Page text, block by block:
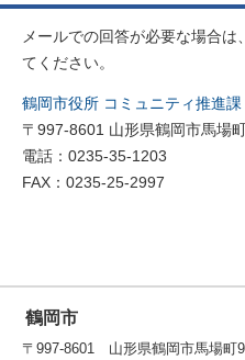
メールでの回答が必要な場合
てください。
鶴岡市役所 コミュニティ推進課
〒997-8601 山形県鶴岡市馬場
電話：0235-35-1203
FAX：0235-25-2997
鶴岡市
〒997-8601 山形県鶴岡市馬場町